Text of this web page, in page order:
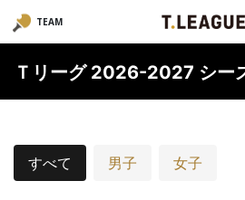
TEAM
Ｔリーグ 2026-2027 シー
すべて 男子 女子